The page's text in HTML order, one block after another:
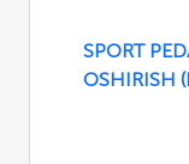
SPORT
OSHIRISH